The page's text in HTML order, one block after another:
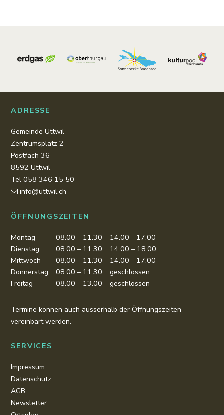
ADRESSE
Gemeinde Uttwil
Zentrumsplatz 2
Postfach 36
8592 Uttwil
Tel 058 346 15 50
info@uttwil.ch
ÖFFNUNGSZEITEN
Montag 08.00 – 11.30
14.00 - 17.00
Dienstag
08.00 – 11.30
14.00 – 18.00
Mittwoch
08.00 – 11.30
14.00 - 17.00
Donnerstag
08.00 – 11.30
geschlossen
Freitag
08.00 – 13.00 geschlossen
Termine können auch ausserhalb der Öffnungszeiten
vereinbart werden.
SERVICES
Impressum
Datenschutz
AGB
Newsletter